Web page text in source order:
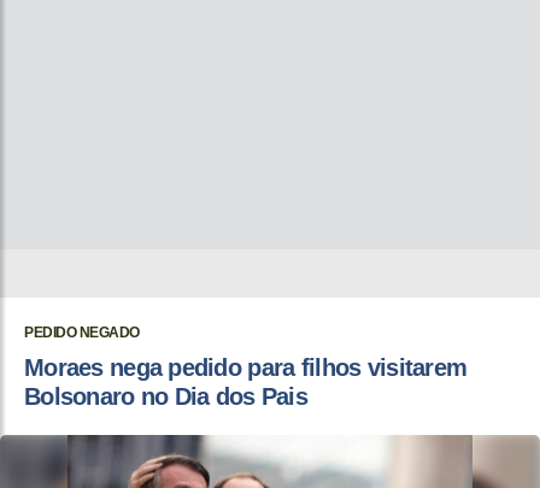
PEDIDO NEGADO
Moraes nega pedido para filhos visitarem
Bolsonaro no Dia dos Pais